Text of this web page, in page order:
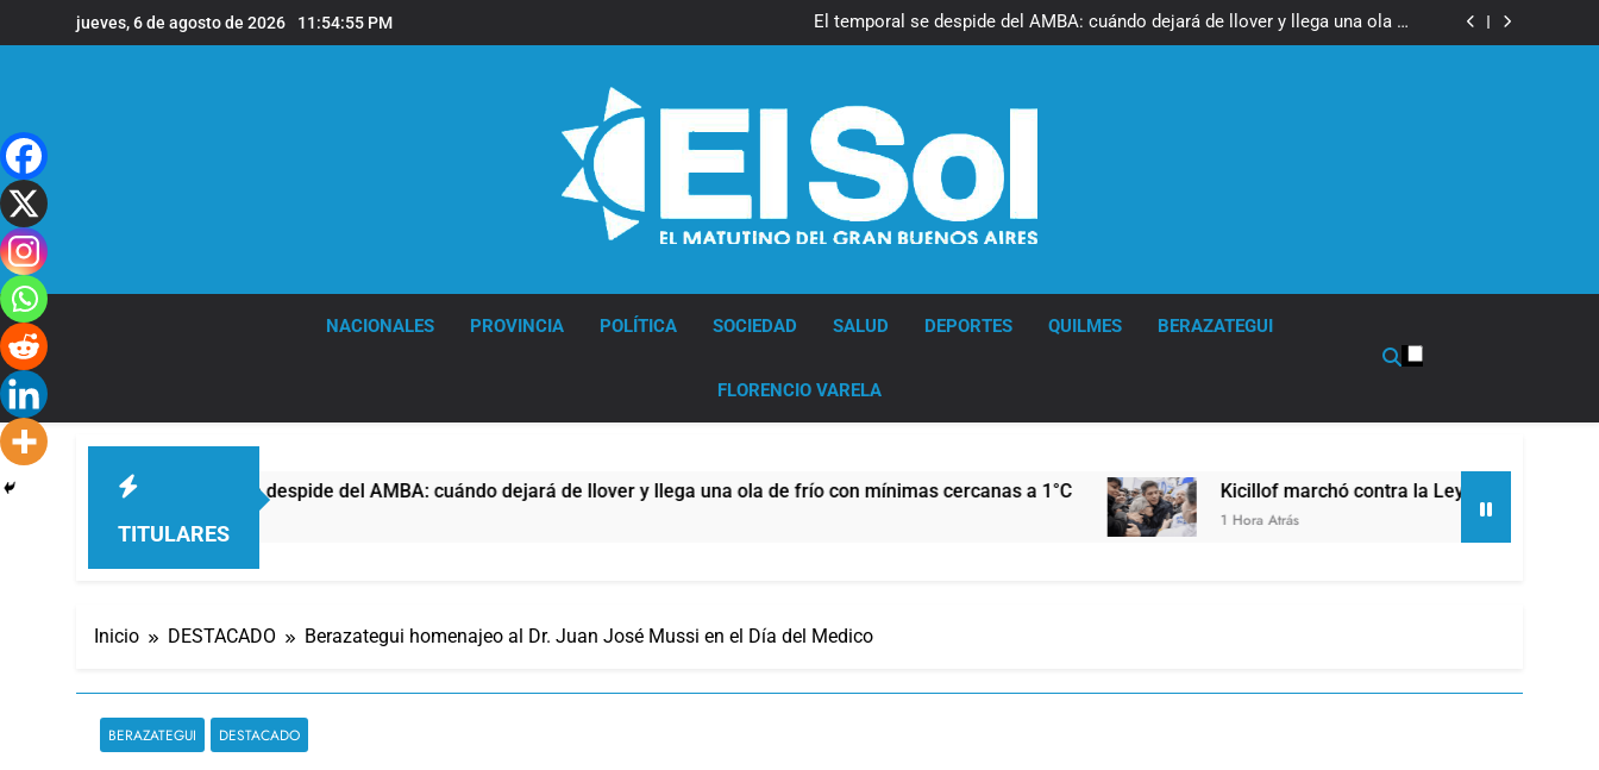
al
jueves, 6 de agosto de 2026 11:54:56 PM
El temporal se despide del AMBA: cuándo dejará de llover y llega una ola de
frío con mínimas cercanas a 1°C
Kicillof marchó contra la Ley de Propiedad Privada de Milei
El temporal se despide del AMBA: cuándo dejará de llover y llega una ola de
Kicillof marchó contra la Ley de Propiedad Privada de Milei
Renunció el subsecretario de Seguridad de Quilmes, Hernán Ocampo, tras la
NACIONALES PROVINCIA POLÍTICA SOCIEDAD SALUD DEPORTES QUILMES BERAZATEGUI
FLORENCIO VARELA
TITULARES
El temporal se despide del AMBA: cuándo dejará de llover y llega una ola de frío con mínimas cercanas a 1°C Kicillof marchó contra la Ley de Propiedad Privada de
1 Hora Atrás
Inicio DESTACADO Berazategui homenajeo al Dr. Juan José Mussi en el Día del Medico
BERAZATEGUI DESTACADO